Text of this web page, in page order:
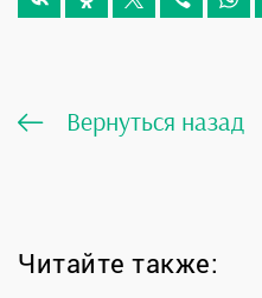
Вернуться назад
Читайте также: